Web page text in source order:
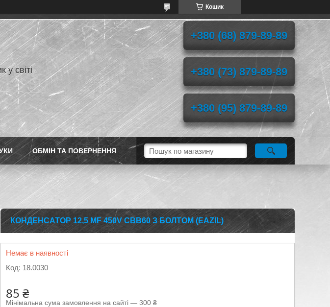
Кошик
світі
+380 (68) 879-89-89
+380 (73) 879-89-89
+380 (95) 879-89-89
ОБМІН ТА ПОВЕРНЕННЯ
КОНДЕНСАТОР 12,5 MF 450V CBB60 З БОЛТОМ (EAZIL)
Немає в наявності
Код: 18.0030
85 ₴
Мінімальна сума замовлення на сайті — 300 ₴